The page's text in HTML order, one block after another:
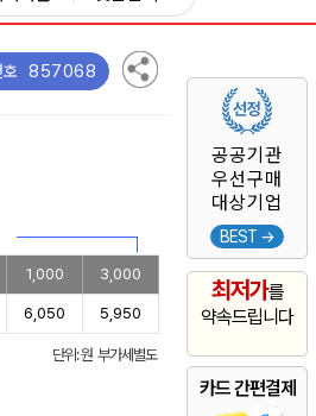
공공기관
우선구매
대상기업
BEST →
최저가를
약속드립니다
카드 간편결제
857068
1,000 3,000
6,050 5,950
단위: 원 부가세별도